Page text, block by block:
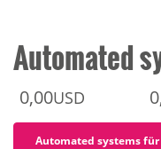
Automated
0,00USD
Automated systems für